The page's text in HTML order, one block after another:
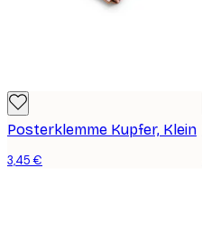
Posterklemme Kupfer, Klein
3,45 €